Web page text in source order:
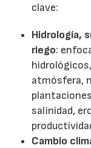
clave:
Hidrología,
riego:
atmósfera,
salinidad,
Cambio